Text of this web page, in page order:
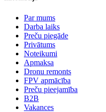
Par mums
Darba laiks
Preču piegāde
Privātums
Noteikumi
Apmaksa
Dronu remonts
FPV apmācība
Preču pieejamība
B2B
Vakances